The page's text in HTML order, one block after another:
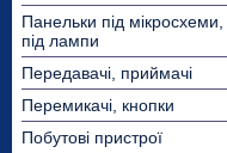
Панельки під мікросхеми,
під лампи
Передавачі, приймачі
Перемикачі, кнопки
Побутові пристрої